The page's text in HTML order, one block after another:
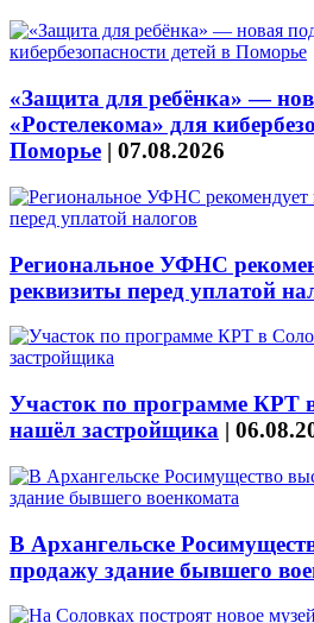
«Защита для ребёнка» —
«Ростелекома» для
Поморье | 07.08.2026
Региональное УФНС
реквизиты перед уплатой
Участок по программе КРТ
нашёл застройщика |
В Архангельске
продажу здание бывшего